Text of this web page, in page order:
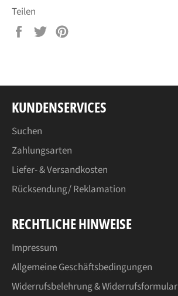
Teilen
Auf
Auf
KUNDENSERVICES
Suchen
Zahlungsarten
Liefer- & Versandkosten
Rücksendung/ Reklamation
RECHTLICHE HINWEISE
Impressum
Allgemeine Geschäftsbedingungen
Widerrufsbelehrung & Widerrufsformular